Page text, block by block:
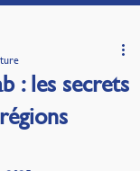
: les secrets